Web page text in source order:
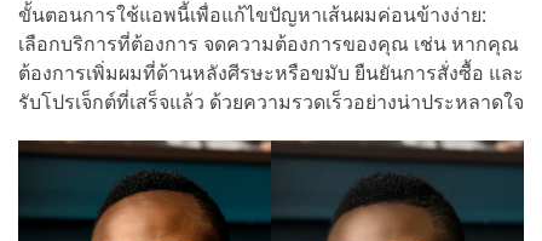
ขั้นตอนการใช้แอพนี้เพื่อแก้ไขปัญหาเส้นผมค่อนข้างง่าย:
เลือกบริการที่ต้องการ จดความต้องการของคุณ เช่น หากคุณ
ต้องการเพิ่มผมที่ด้านหลังศีรษะหรือขมับ ยืนยันการสั่งซื้อ และ
รับโปรเจ็กต์ที่เสร็จแล้ว ด้วยความรวดเร็วอย่างน่าประหลาดใจ